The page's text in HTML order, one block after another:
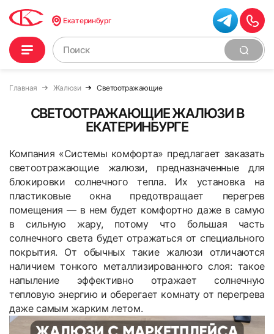
Екатеринбург
Главная Жалюзи Светоотражающие
СВЕТООТРАЖАЮЩИЕ ЖАЛЮЗИ В
ЕКАТЕРИНБУРГЕ
Компания «Системы комфорта» предлагает заказать
светоотражающие жалюзи, предназначенные для
блокировки солнечного тепла. Их установка на
пластиковые окна предотвращает перегрев
помещения — в нем будет комфортно даже в самую
в сильную жару, потому что большая часть
солнечного света будет отражаться от специального
покрытия. От обычных такие жалюзи отличаются
наличием тонкого металлизированного слоя: такое
напыление эффективно отражает солнечную
тепловую энергию и оберегает комнату от перегрева
даже самым жарким летом.